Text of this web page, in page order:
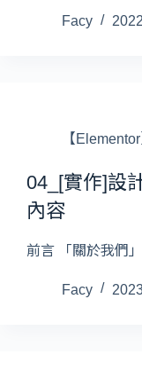
Facy
【
04_[實作]設
內容
前言 「關於我們
Facy